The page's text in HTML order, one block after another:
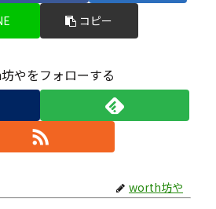
コピー
やをフォローする
worth坊や